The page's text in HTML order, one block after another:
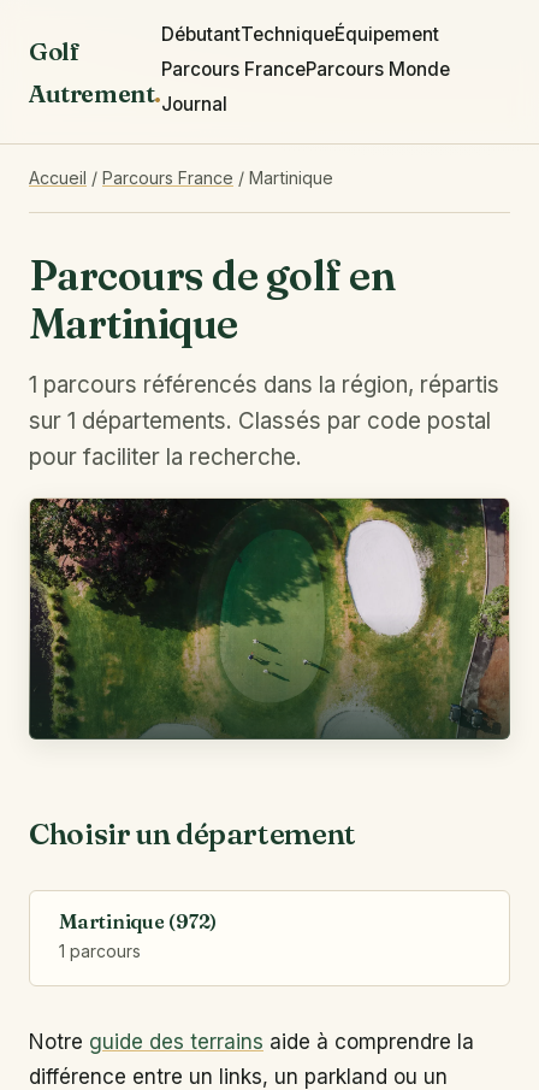
Golf
Autrement.
DébutantTechniqueÉquipement
Parcours FranceParcours Monde
Journal
Accueil / Parcours France / Martinique
Parcours de golf en
Martinique
1 parcours référencés dans la région, répartis
sur 1 départements. Classés par code postal
pour faciliter la recherche.
Choisir un département
Martinique (972)
1 parcours
Notre guide des terrains aide à comprendre la
différence entre un links, un parkland ou un